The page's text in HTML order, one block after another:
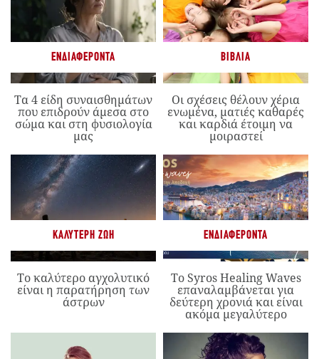
ΕΝΔΙΑΦΈΡΟΝΤΑ
Τα 4 είδη συναισθημάτων
που επιδρούν άμεσα στο
σώμα και στη φυσιολογία
μας
ΒΙΒΛΊΑ
Οι σχέσεις θέλουν χέρια
ενωμένα, ματιές καθαρές
και καρδιά έτοιμη να
μοιραστεί
ΚΑΛΎΤΕΡΗ ΖΩΉ
Το καλύτερο αγχολυτικό
είναι η παρατήρηση των
άστρων
ΕΝΔΙΑΦΈΡΟΝΤΑ
Το Syros Healing Waves
επαναλαμβάνεται για
δεύτερη χρονιά και είναι
ακόμα μεγαλύτερο